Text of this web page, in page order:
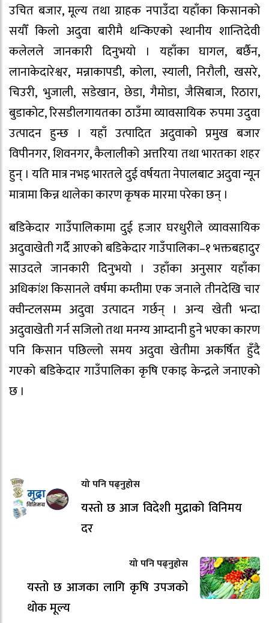
उचित बजार, मूल्य तथा ग्राहक नपाउँदा यहाँका किसानको
सयौँ किलो अदुवा बारीमै थन्किएको स्थानीय शान्तिदेवी
कलेलले जानकारी दिनुभयो । यहाँका घागल, बर्छैन,
लानाकेदारेश्वर, मन्नाकापडी, कोला, स्याली, निरौली, खसरे,
चिउरी, भुजाली, सडेखान, छेडा, गैमोडा, जैसिबाज, रिठारा,
बुडाकोट, रिसडीलगायतका ठाउँमा व्यावसायिक रुपमा उदुवा
उत्पादन हुन्छ । यहाँ उत्पादित अदुवाको प्रमुख बजार
विपीनगर, शिवनगर, कैलालीको अत्तरिया तथा भारतका शहर
हुन् । यति मात्र नभइ भारतले दुई वर्षयता नेपालबाट अदुवा न्यून
मात्रामा किन्न थालेका कारण कृषक मारमा परेका छन् ।
बडिकेदार गाउँपालिकामा दुई हजार घरधुरीले व्यावसायिक
अदुवाखेती गर्दै आएको बडिकेदार गाउँपालिका–१ भक्तबहादुर
साउदले जानकारी दिनुभयो । उहाँका अनुसार यहाँका
अधिकांश किसानले वर्षमा कम्तीमा एक जनाले तीनदेखि चार
क्वीन्टलसम्म अदुवा उत्पादन गर्छन् । अन्य खेती भन्दा
अदुवाखेती गर्न सजिलो तथा मनग्य आम्दानी हुने भएका कारण
पनि किसान पछिल्लो समय अदुवा खेतीमा अकर्षित हुँदै
गएको बडिकेदार गाउँपालिका कृषि एकाइ केन्द्रले जनाएको
छ ।
यो पनि पढ्नुहोस
यस्तो छ आज विदेशी मुद्राको विनिमय
दर
यो पनि पढ्नुहोस
यस्तो छ आजका लागि कृषि उपजको
थोक मूल्य